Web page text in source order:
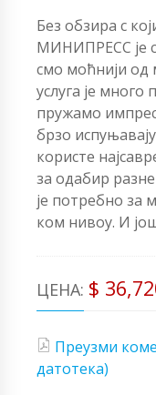
Без обзира с
МИНИПРЕСС је
смо моћнији од
услуга је много
пружамо
брзо
користе
за одабир
је потребно за
ком нивоу. И
ЦЕНА: $
Преузми
датотека)